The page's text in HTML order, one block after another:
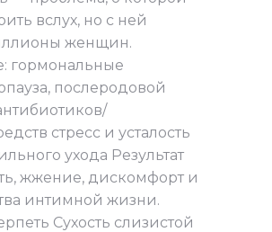
вслух, но с ней
женщин.
гормональные
послеродовой
стресс и усталость
ухода Результат
жжение, дискомфорт и
интимной жизни.
Сухость слизистой